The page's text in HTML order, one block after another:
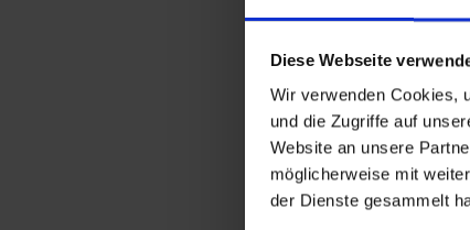
Diese Webseite
Wir verwenden Cookies,
und die Zugriffe auf
Website an unsere
möglicherweise mit
der Dienste gesammelt
VERÖFFENTLICHT AM
seit kurzem
zweites
Weiterlesen